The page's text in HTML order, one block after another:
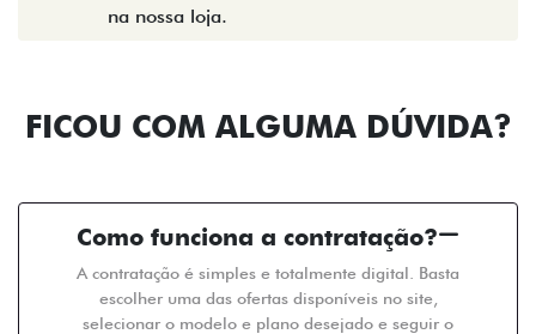
na nossa loja.
FICOU COM ALGUMA DÚVIDA?
Como funciona a contratação?
A contratação é simples e totalmente digital. Basta
escolher uma das ofertas disponíveis no site,
selecionar o modelo e plano desejado e seguir o